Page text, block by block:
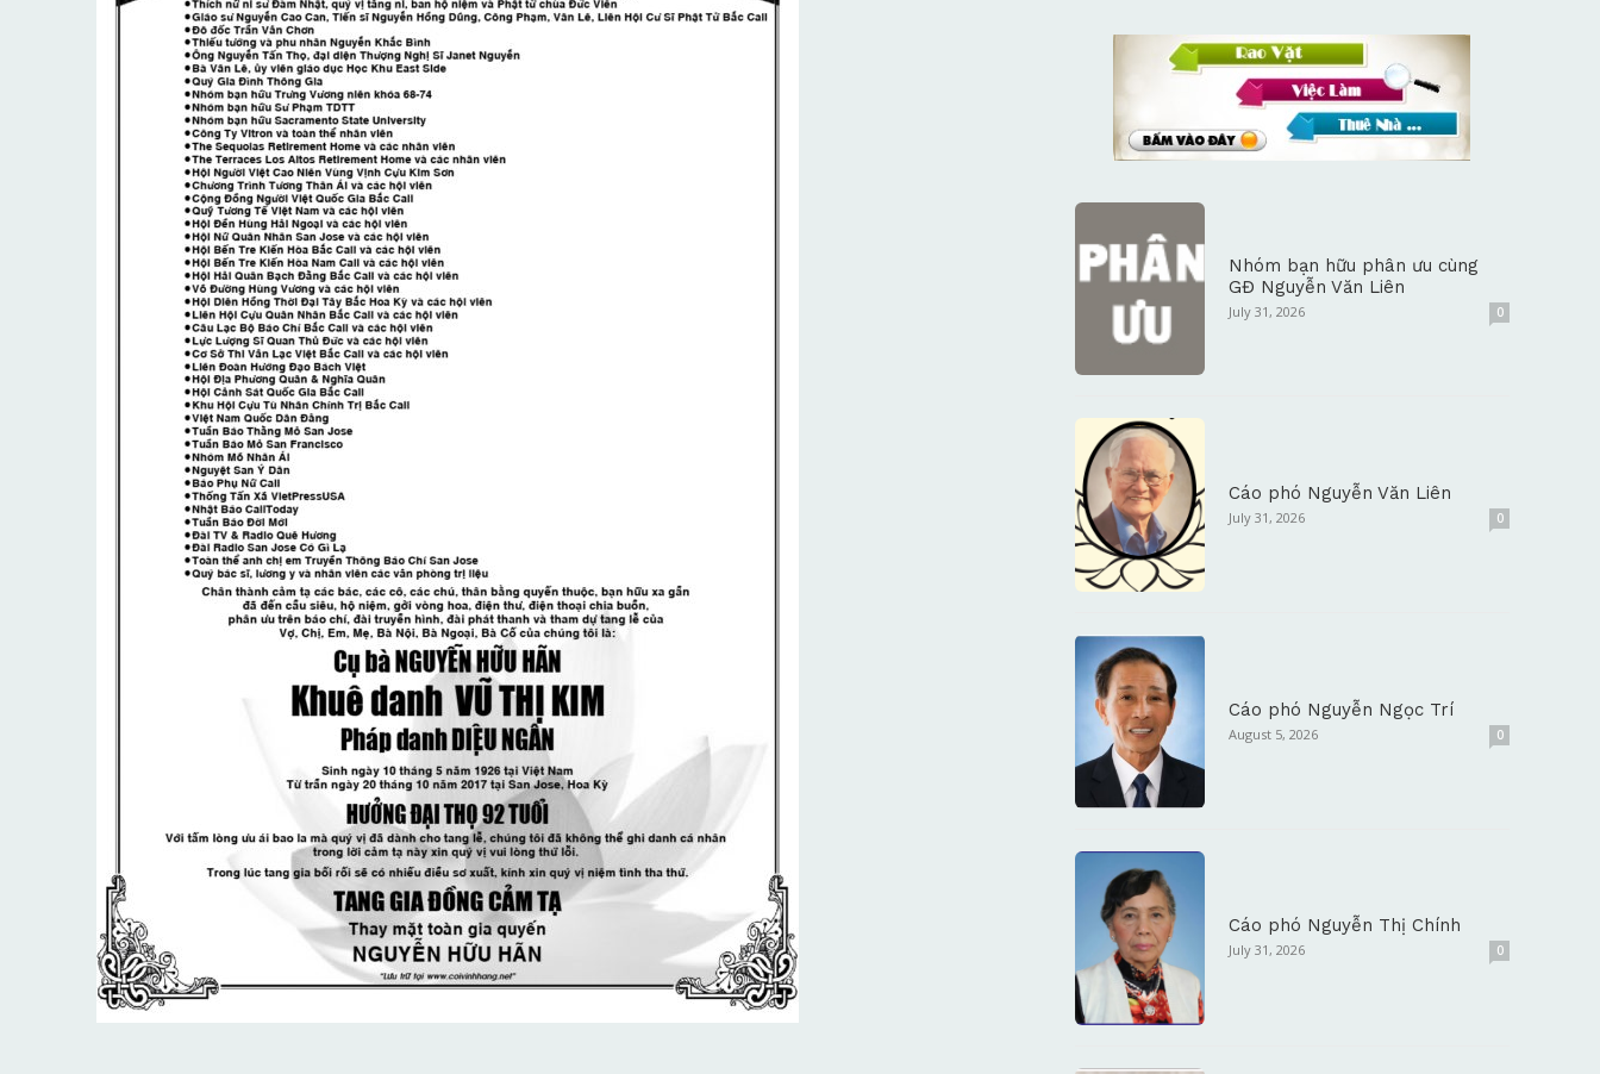
Nhóm bạn hữu phân ưu cùng
GĐ Nguyễn Văn Liên
July 31, 2026 0
Cáo phó Nguyễn Văn Liên
July 31, 2026 0
Cáo phó Nguyễn Ngọc Trí
August 5, 2026 0
Cáo phó Nguyễn Thị Chính
July 31, 2026 0